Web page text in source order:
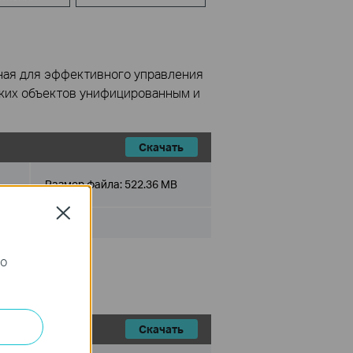
для эффективного управления
объектов унифицированным и
Скачать
Размер файла: 522.36 MB
Скачать
Close